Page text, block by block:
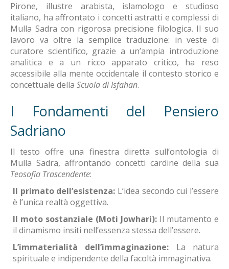
Pirone, illustre arabista, islamologo e studioso
italiano, ha affrontato i concetti astratti e complessi di
Mulla Sadra con rigorosa precisione filologica. Il suo
lavoro va oltre la semplice traduzione: in veste di
curatore scientifico, grazie a un’ampia introduzione
analitica e a un ricco apparato critico, ha reso
accessibile alla mente occidentale il contesto storico e
concettuale della Scuola di Isfahan.
I Fondamenti del Pensiero
Sadriano
Il testo offre una finestra diretta sull’ontologia di
Mulla Sadra, affrontando concetti cardine della sua
Teosofia Trascendente:
Il primato dell’esistenza: L’idea secondo cui l’essere
è l’unica realtà oggettiva.
Il moto sostanziale (Moti Jowhari): Il mutamento e
il dinamismo insiti nell’essenza stessa dell’essere.
L’immaterialità dell’immaginazione: La natura
spirituale e indipendente della facoltà immaginativa.